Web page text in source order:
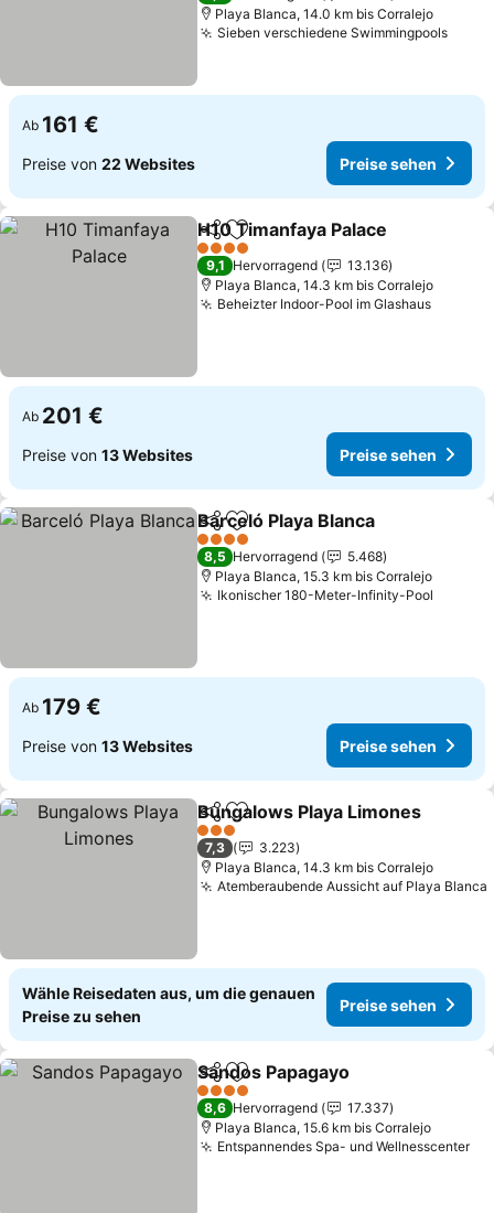
Playa Blanca, 14.0 km bis Corralejo
Sieben verschiedene Swimmingpools
Ab 161 €
Preise von 22 Websites Preise sehen
TeilenZu Favoriten hinzufügen
H10 Timanfaya Palace
4 Sterne
9,1 Hervorragend
13.136
Playa Blanca, 14.3 km bis Corralejo
Beheizter Indoor-Pool im GlashausPreise
Ab 201 €
Preise von 13 Websites Preise sehen
TeilenZu Favoriten hinzufügen
Barceló Playa Blanca
4 Sterne
8,5 Hervorragend
5.468
Playa Blanca, 15.3 km bis Corralejo
Ikonischer 180-Meter-Infinity-Pool
Ab 179 €
Preise von 13 Websites Preise sehen
TeilenZu Favoriten hinzufügen
Bungalows Playa Limones
3 Sterne
7,3
3.223
Playa Blanca, 14.3 km bis Corralejo
Atemberaubende Aussicht auf Playa Blanca
Wähle Reisedaten aus, um die genauen
Preise zu sehen
Preise sehen
TeilenZu Favoriten hinzufügen
Sandos Papagayo
4 Sterne
8,6 Hervorragend
17.337
Playa Blanca, 15.6 km bis Corralejo
Entspannendes Spa- und Wellnesscenter